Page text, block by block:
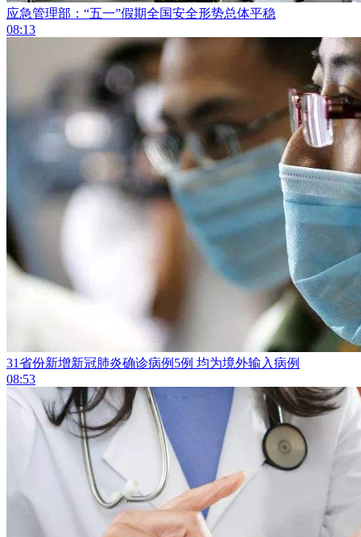
应急管理部：“五一”假期全国安全形势总体平稳
08:13
31省份新增新冠肺炎确诊病例5例 均为境外输入病例
08:53